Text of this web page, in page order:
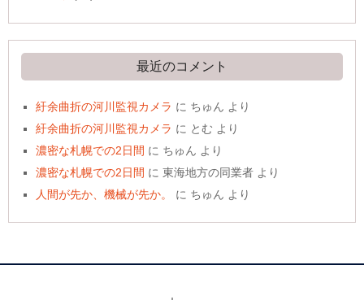
最近のコメント
紆余曲折の河川監視カメラ に ちゅん より
紆余曲折の河川監視カメラ に とむ より
濃密な札幌での2日間 に ちゅん より
濃密な札幌での2日間 に東海地方の同業者 より
人間が先か、機械が先か。
に ちゅん より